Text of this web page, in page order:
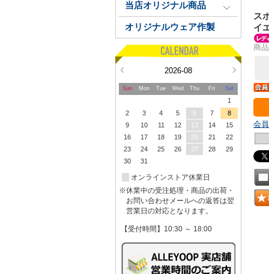
当店オリジナル商品
オリジナルウェア作製
2026-08
Sun Mon Tue Wed Thu Fri Sat
1
2
3 4 5 6 7
8
9
10 11 12 13 14
15
16
17 18 19 20 21
22
23
24 25 26 27 28
29
30
31
オンラインストア休業日
※休業中の受注処理・商品の出荷・
お問い合わせメールへの返答は翌
営業日の対応となります。
【受付時間】10:30 ～ 18:00
ス
イ
商
会